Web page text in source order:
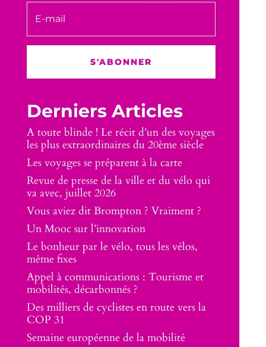
S'ABONNER
Derniers Articles
A toute blinde ! Le récit d’un des voyages
les plus extraordinaires du 20ème siècle
Les voyages se préparent à la carte
Revue de presse de la ville et du vélo qui
va avec, juillet 2026
Vous aviez dit Brompton ? Vraiment ?
Un Mooc sur l’innovation
Le bonheur par le vélo, tous les vélos,
même fixes
Appel à communications : Tourisme et
mobilités, décarbonnés ?
Des milliers de cyclistes en route vers la
COP 31
Semaine européenne de la mobilité